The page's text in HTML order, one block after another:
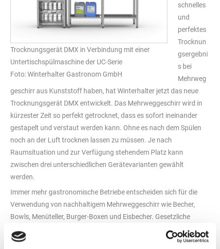
Trocknungsgerät DMX in Verbindung mit einer
Untertischspülmaschine der UC-Serie
Foto: Winterhalter Gastronom GmbH
schnelles
und
perfektes
Trocknun
gsergebni
s bei
Mehrweg
geschirr aus Kunststoff haben, hat Winterhalter jetzt das neue
Trocknungsgerät DMX entwickelt. Das Mehrweggeschirr wird in
kürzester Zeit so perfekt getrocknet, dass es sofort ineinander
gestapelt und verstaut werden kann. Ohne es nach dem Spülen
noch an der Luft trocknen lassen zu müssen. Je nach
Raumsituation und zur Verfügung stehendem Platz kann
zwischen drei unterschiedlichen Gerätevarianten gewählt
werden.
Immer mehr gastronomische Betriebe entscheiden sich für die
Verwendung von nachhaltigem Mehrweggeschirr wie Becher,
Bowls, Menüteller, Burger-Boxen und Eisbecher. Gesetzliche
Regelungen zur Reduzierung von Einwegverpackungen oder die
Minimierung von Glasbruch und das damit verbundene